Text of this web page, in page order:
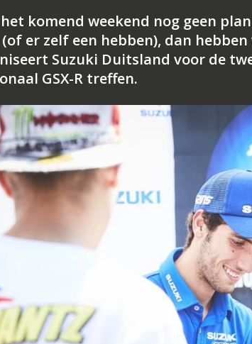
komend weekend nog geen
(of er zelf een hebben), dan
Suzuki Duitsland voor de
GSX-R treffen.